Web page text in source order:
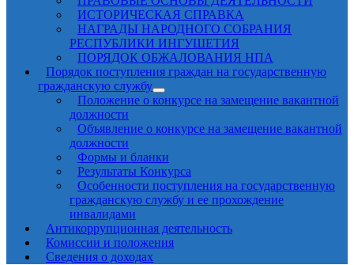
ИСТОРИЧЕСКАЯ СПРАВКА
НАГРАДЫ НАРОДНОГО СОБРАНИЯ
РЕСПУБЛИКИ ИНГУШЕТИЯ
ПОРЯДОК ОБЖАЛОВАНИЯ НПА
Порядок поступления граждан на государственную
гражданскую службу
Положение о конкурсе на замещение вакантной
должности
Объявление о конкурсе на замещение вакантной
должности
Формы и бланки
Результаты Конкурса
Особенности поступления на государственную
гражданскую службу и ее прохождение
инвалидами
Антикоррупционная деятельность
Комиссии и положения
Сведения о доходах